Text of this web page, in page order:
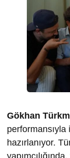
Gökhan
performansıyla
hazırlanıyor.